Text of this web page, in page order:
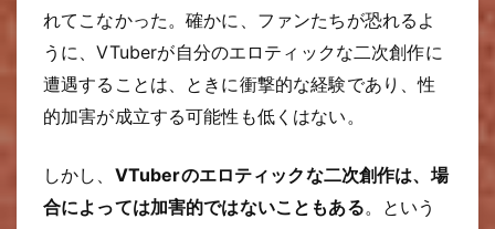
れてこなかった。確かに、ファンたちが恐れるよ
うに、VTuberが自分のエロティックな二次創作に
遭遇することは、ときに衝撃的な経験であり、性
的加害が成立する可能性も低くはない。
しかし、 VTuberのエロティックな二次創作は、場
合によっては加害的ではないこともある。という